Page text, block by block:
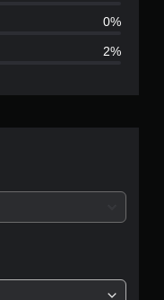
으
중
0%
2%